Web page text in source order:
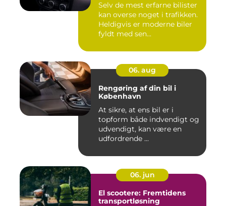
Selv de mest erfarne bilister
kan overse noget i trafikken.
Heldigvis er moderne biler
fyldt med sen...
06. aug
Rengøring af din bil i
København
At sikre, at ens bil er i
topform både indvendigt og
udvendigt, kan være en
udfordrende ...
06. jun
El scootere: Fremtidens
transportløsning